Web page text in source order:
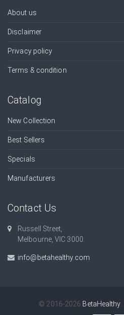
About us
Disclaimer
Privacy policy
Terms & condition
Catalog
New Collection
Best Sellers
Specials
Manufacturers
Contact Us
Russell Street,
Melbourne, VIC 3000.
info@betahealthy.com
© 2016-2026 BetaHealthy